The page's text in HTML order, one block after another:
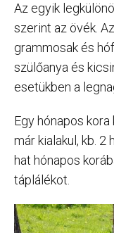
Az egyik
szerint az övék.
grammosak és
szülőanya és
esetükben a
Egy hónapos
már kialakul, kb.
hat hónapos
táplálékot.